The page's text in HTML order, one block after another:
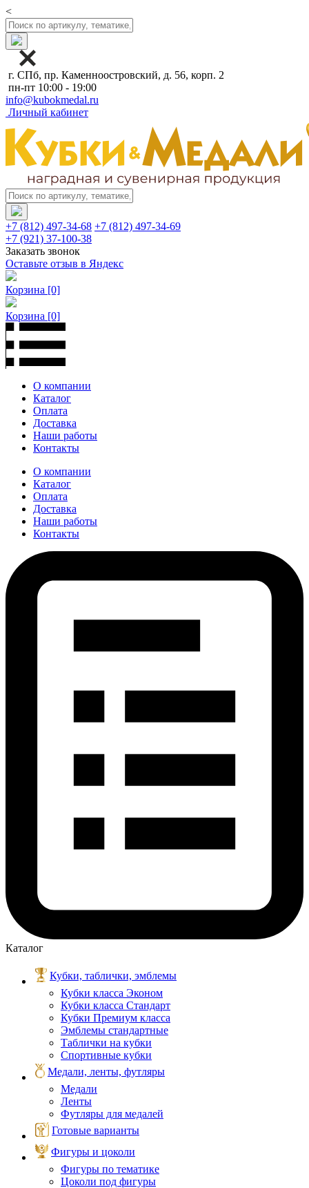
<
г. СПб, пр. Каменноостровский, д. 56, корп. 2
пн-пт 10:00 - 19:00
info@kubokmedal.ru
Личный кабинет
+7 (812) 497-34-68 +7 (812) 497-34-69
+7 (921) 37-100-38
Заказать звонок
Оставьте отзыв в Яндекс
Корзина [0]
Корзина [0]
О компании
Каталог
Оплата
Доставка
Наши работы
Контакты
О компании
Каталог
Оплата
Доставка
Наши работы
Контакты
Каталог
Кубки, таблички, эмблемы
Кубки класса Эконом
Кубки класса Стандарт
Кубки Премиум класса
Эмблемы стандартные
Таблички на кубки
Спортивные кубки
Медали, ленты, футляры
Медали
Ленты
Футляры для медалей
Готовые варианты
Фигуры и цоколи
Фигуры по тематике
Цоколи под фигуры